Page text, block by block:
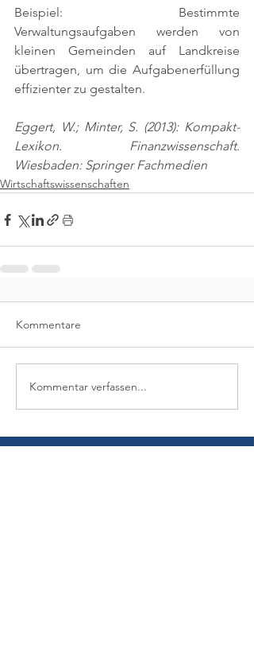
Beispiel: Bestimmte
Verwaltungsaufgaben werden von
kleinen Gemeinden auf Landkreise
übertragen, um die Aufgabenerfüllung
effizienter zu gestalten.
Eggert, W.; Minter, S. (2013): Kompakt-
Lexikon. Finanzwissenschaft.
Wiesbaden: Springer Fachmedien
Wirtschaftswissenschaften
Kommentare
Kommentar verfassen...